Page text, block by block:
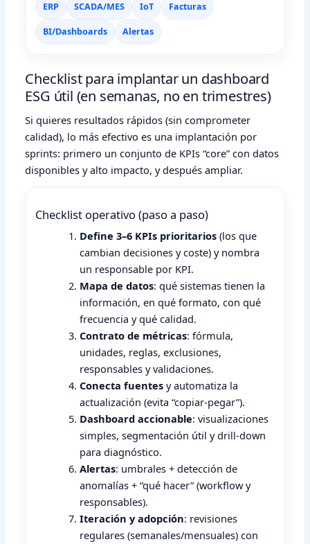
ERP SCADA/MES IoT Facturas
BI/Dashboards Alertas
Checklist para implantar un dashboard
ESG útil (en semanas, no en trimestres)
Si quieres resultados rápidos (sin comprometer
calidad), lo más efectivo es una implantación por
sprints: primero un conjunto de KPIs “core” con datos
disponibles y alto impacto, y después ampliar.
Checklist operativo (paso a paso)
Define 3–6 KPIs prioritarios (los que
cambian decisiones y coste) y nombra
un responsable por KPI.
Mapa de datos: qué sistemas tienen la
información, en qué formato, con qué
frecuencia y qué calidad.
Contrato de métricas: fórmula,
unidades, reglas, exclusiones,
responsables y validaciones.
Conecta fuentes y automatiza la
actualización (evita “copiar-pegar”).
Dashboard accionable: visualizaciones
simples, segmentación útil y drill-down
para diagnóstico.
Alertas: umbrales + detección de
anomalías + “qué hacer” (workflow y
responsables).
Iteración y adopción: revisiones
regulares (semanales/mensuales) con